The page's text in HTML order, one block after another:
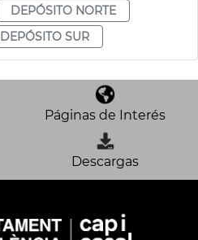
DEPÓSITO NORTE
DEPÓSITO SUR
Páginas de Interés
Descargas